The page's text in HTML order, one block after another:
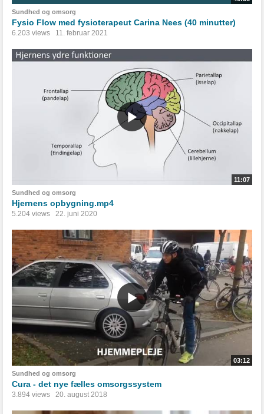
Sundhed og omsorg
Fysio Flow med fysioterapeut Carina Nees (40 minutter)
6.203 views 11. februar 2021
11:07
Sundhed og omsorg
Hjernens opbygning.mp4
5.204 views 22. juni 2020
03:12
Sundhed og omsorg
Cura - det nye fælles omsorgssystem
3.894 views 20. august 2018